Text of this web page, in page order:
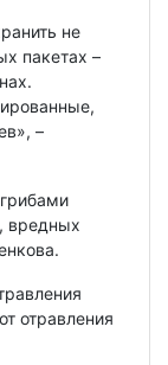
не
пакетах –
–
вредных
отравления